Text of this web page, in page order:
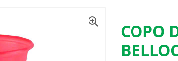
COPO